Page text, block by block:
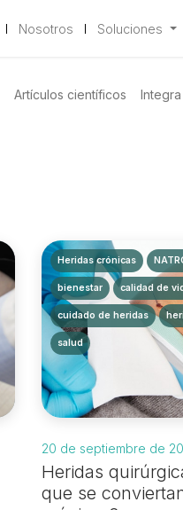
Nosotros Soluciones
Artículos científicos
Heridas crónicas
bienestar calidad de
cuidado de heridas
salud
20 de septiembre de
Heridas
que se